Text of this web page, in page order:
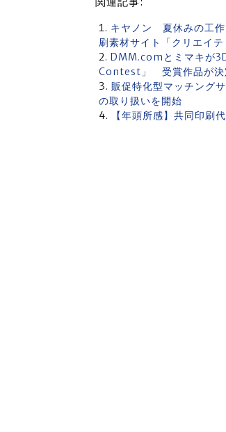
キヤノン 夏休みの工
刷素材サイト「クリエイ
DMM.comとミマキが
Contest」 受賞作品が決
販促特化型マッチング
の取り扱いを開始
【年頭所感】共同印